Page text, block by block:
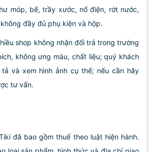
móp, bể, trầy xước, nổ điện, rớt nước,
đầy đủ phụ kiện và hộp.
shop không nhận đổi trả trong trường
không ưng màu, chất liệu; quý khách
và xem hình ảnh cụ thể; nếu cần hãy
tư vấn.
đã bao gồm thuế theo luật hiện hành.